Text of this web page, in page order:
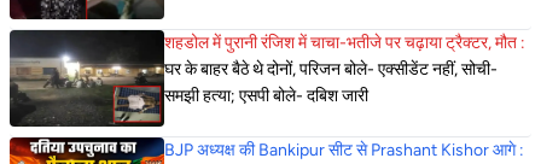
शहडोल में पुरानी रंजिश में चाचा-भतीजे पर चढ़ाया ट्रैक्टर, मौत :
घर के बाहर बैठे थे दोनों, परिजन बोले- एक्सीडेंट नहीं, सोची-
समझी हत्या; एसपी बोले- दबिश जारी
BJP अध्यक्ष की Bankipur सीट से Prashant Kishor आगे :